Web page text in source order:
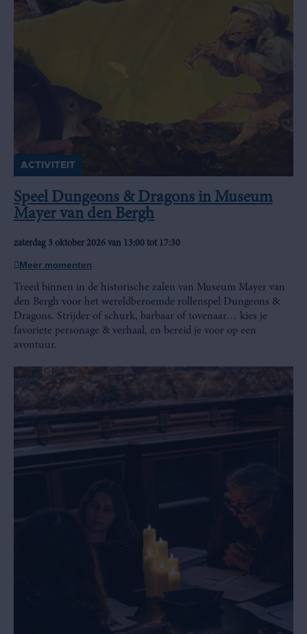
ACTIVITEIT
Speel Dungeons & Dragons in Museum
Mayer van den Bergh
zaterdag 3 oktober 2026 van 13:00 tot 17:30
Meer momenten
Treed binnen in de historische zalen van Museum Mayer van
den Bergh voor het wereldberoemde rollenspel Dungeons &
Dragons. Strijder of schurk, barbaar of tovenaar… kies je
favoriete personage & verhaal, en bereid je voor op een
avontuur.